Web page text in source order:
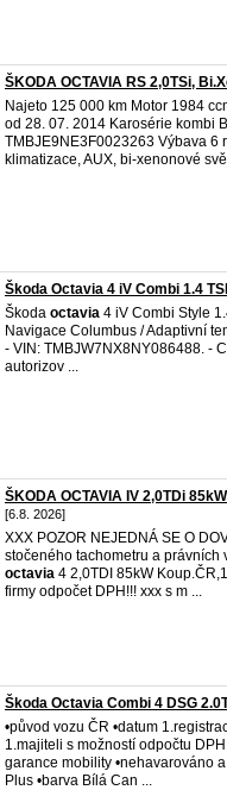
ŠKODA OCTAVIA RS 2,0TSi,
Najeto 125 000 km Motor 1984
od 28. 07. 2014 Karosérie kombi
TMBJE9NE3F0023263 Výbava 6
klimatizace, AUX, bi-xenonové
Škoda Octavia 4 iV Combi 1.4
Škoda octavia 4 iV Combi Style
Navigace Columbus / Adaptivní
- VIN: TMBJW7NX8NY086488. -
autorizov ...
ŠKODA OCTAVIA IV 2,0TDi
[6.8. 2026]
XXX POZOR NEJEDNÁ SE O
stočeného tachometru a právních
octavia 4 2,0TDI 85kW
firmy odpočet DPH!!! xxx s m ...
Škoda Octavia Combi 4 DSG
•původ vozu ČR •datum
1.majiteli s možností odpočtu
garance mobility •nehavarováno
Plus •barva Bílá Can ...